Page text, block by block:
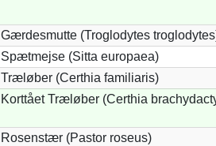
Gærdesmutte (Troglodytes
Spætmejse (Sitta europaea)
Træløber (Certhia familiaris)
Korttået Træløber (Certhia
Rosenstær (Pastor roseus)